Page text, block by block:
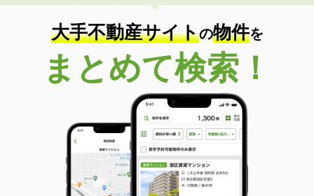
専有面積 31.39m²
間取り
ワンルーム
長野県松本市浅間温泉２
価 格
4.80万円
長野県松本市浅間温泉２
20.81m²
間取り
1K
長野県松本市波田
価 格
5.10万円
大手不動産サイトの物件を
まとめて検索！